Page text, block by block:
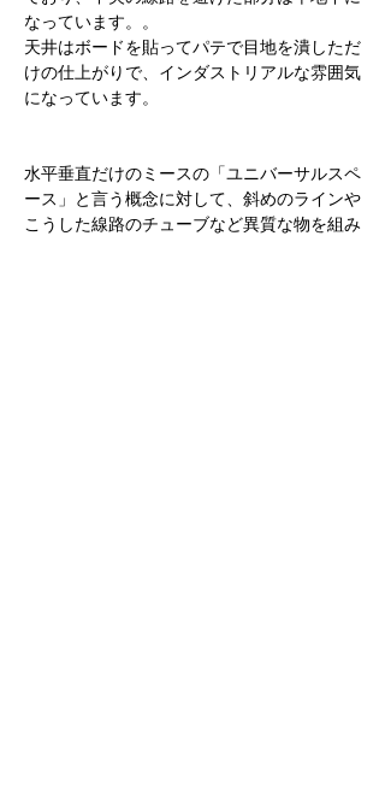
なっています。。
天井はボードを貼ってパテで目地を潰しただ
けの仕上がりで、インダストリアルな雰囲気
になっています。
水平垂直だけのミースの「ユニバーサルスペ
ース」と言う概念に対して、斜めのラインや
こうした線路のチューブなど異質な物を組み